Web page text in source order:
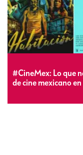
#CineMex: Lo que
de cine mexicano